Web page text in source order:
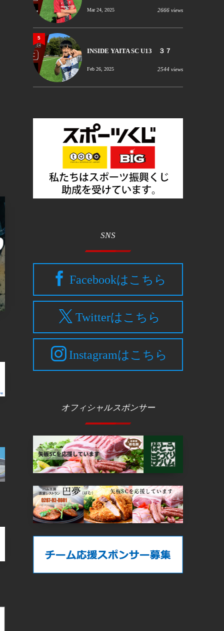
Mar 24, 2025 2666 views
INSIDE YAITA SC U13 ３７
Feb 26, 2025 2544 views
5
SNS
Facebookはこちら
Twitterはこちら
Instagramはこちら
オフィシャルスポンサー